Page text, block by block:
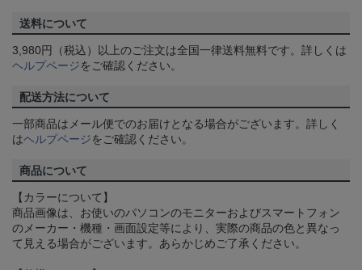
送料について
3,980円（税込）以上のご注文は全国一律送料無料です。詳しくは
ヘルプページをご確認ください。
配送方法について
一部商品はメール便でのお届けとなる場合がございます。詳しく
はヘルプページをご確認ください。
商品について
【カラーについて】
商品画像は、お使いのパソコンのモニターおよびスマートフォン
のメーカー・機種・画面設定等により、実際の商品の色と異なっ
て見える場合がございます。あらかじめご了承ください。